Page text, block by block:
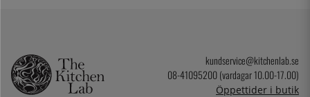
kundservice@kitchenlab.se
08-41095200 (vardagar 10.00-17.00)
Öppettider i butik